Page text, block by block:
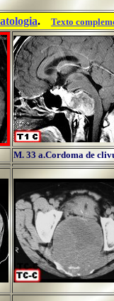
. Texto
M. 33 a.Cordoma de